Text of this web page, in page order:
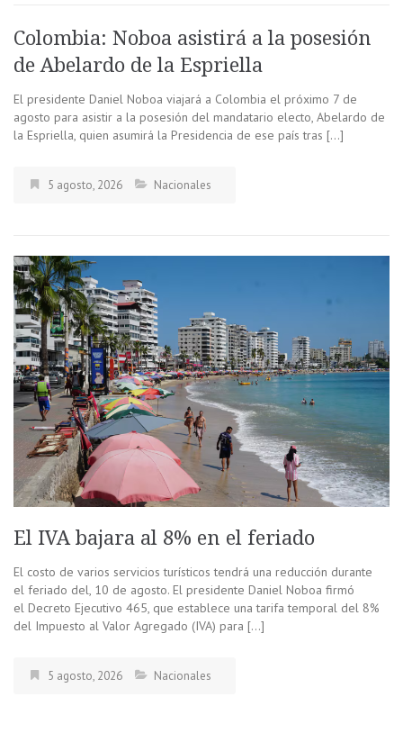
Colombia: Noboa asistirá a la posesión
de Abelardo de la Espriella
El presidente Daniel Noboa viajará a Colombia el próximo 7 de
agosto para asistir a la posesión del mandatario electo, Abelardo de
la Espriella, quien asumirá la Presidencia de ese país tras […]
5 agosto, 2026 Nacionales
El IVA bajara al 8% en el feriado
El costo de varios servicios turísticos tendrá una reducción durante
el feriado del, 10 de agosto. El presidente Daniel Noboa firmó
el Decreto Ejecutivo 465, que establece una tarifa temporal del 8%
del Impuesto al Valor Agregado (IVA) para […]
5 agosto, 2026 Nacionales